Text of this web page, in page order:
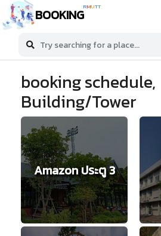
BOOKINGRMUTT
booking schedule,
Building/Tower
Amazon ประตู 3